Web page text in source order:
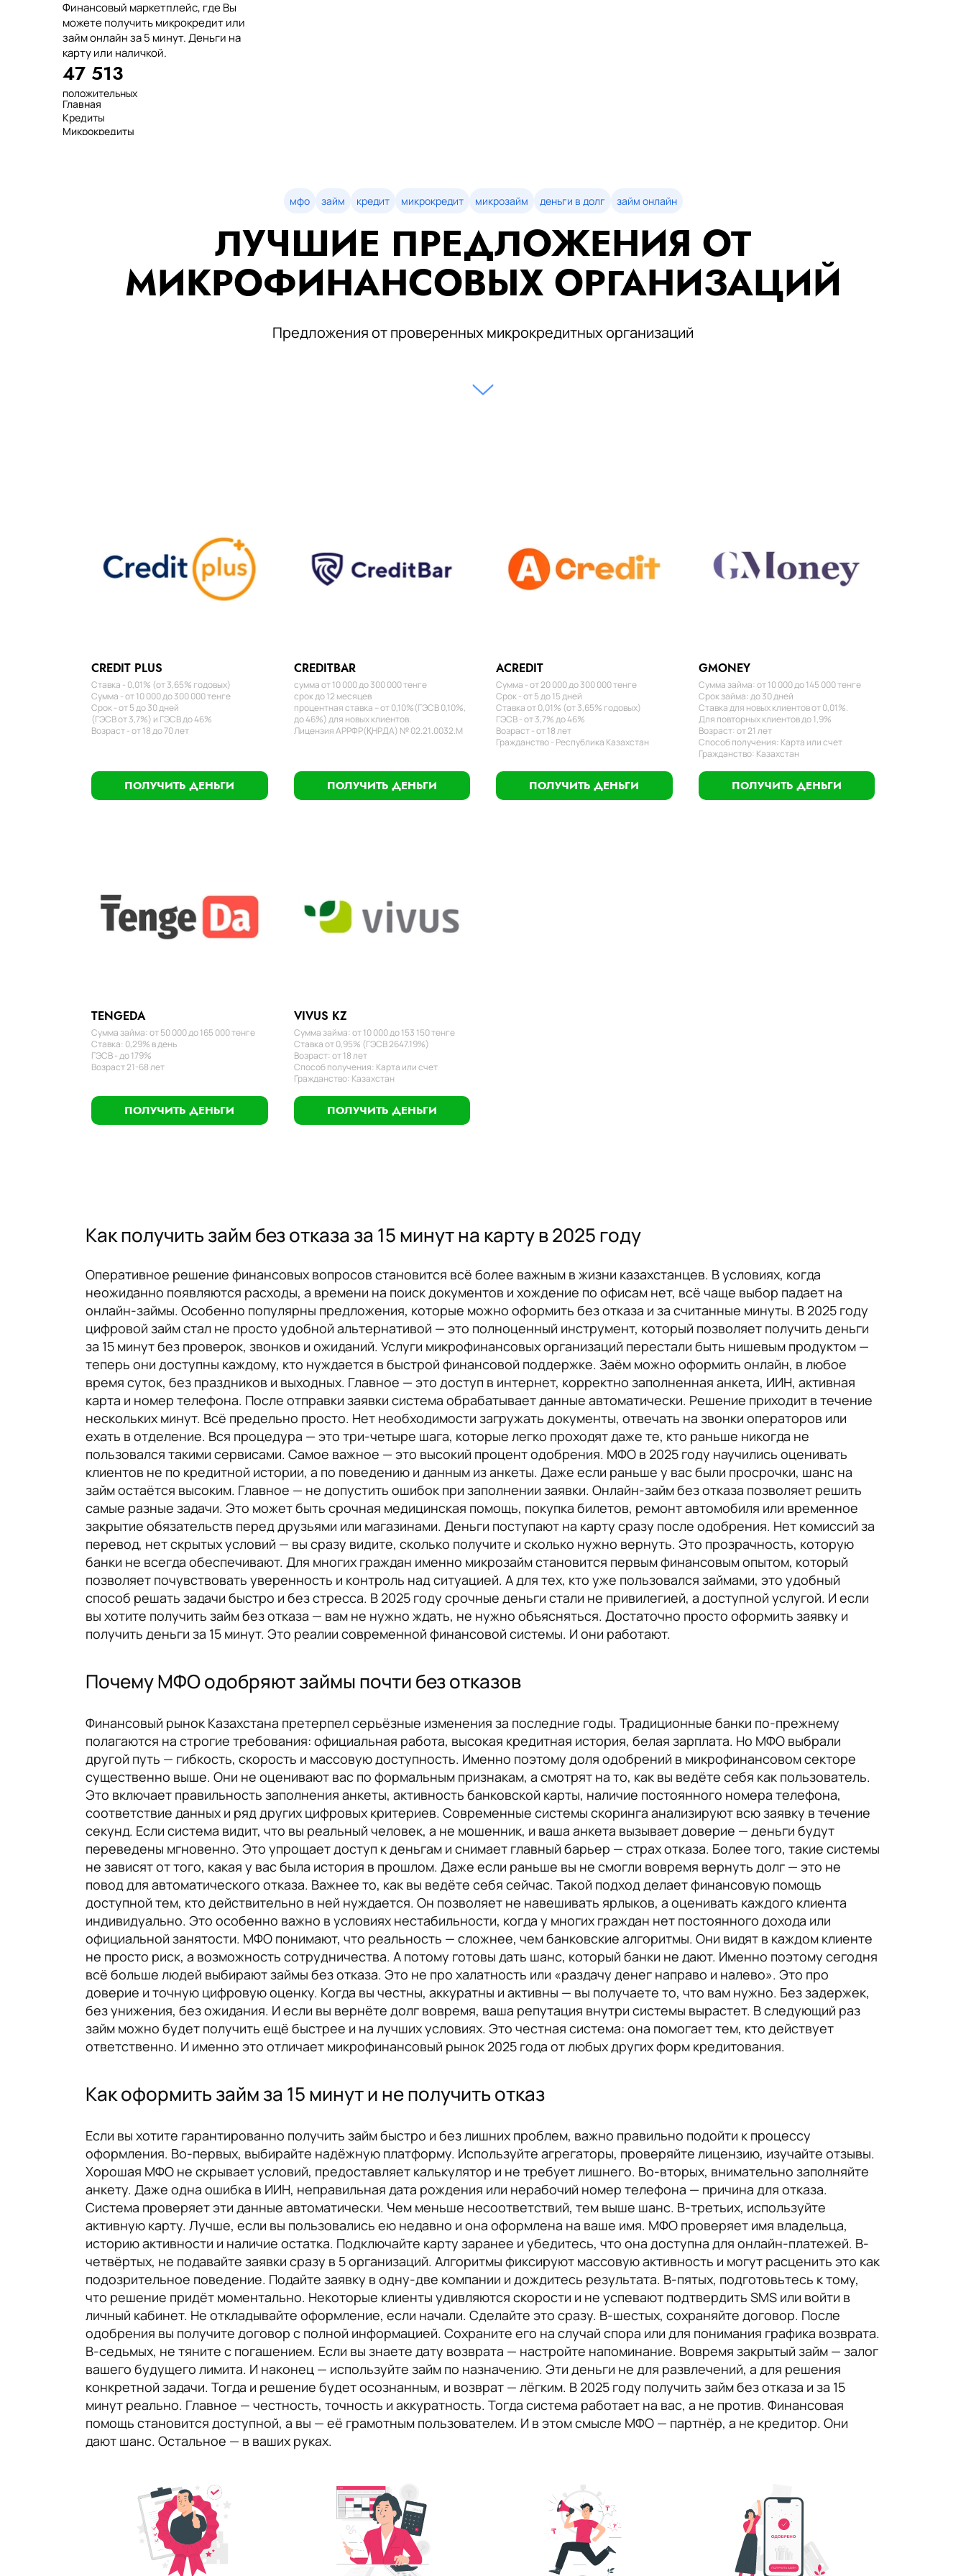
Финансовый маркетплейс, где Вы
можете получить микрокредит или
займ онлайн за 5 минут. Деньги на
карту или наличкой.
47 513
положительных
отзывов
тенге выдано
нашим клиентам
7 минут
Главная
Кредиты
Микрокредиты
мфо займ кредит микрокредит микрозайм деньги в долг займ онлайн
ЛУЧШИЕ ПРЕДЛОЖЕНИЯ ОТ
МИКРОФИНАНСОВЫХ ОРГАНИЗАЦИЙ
Предложения от проверенных микрокредитных организаций
CREDIT PLUS
Ставка - 0,01% (от 3,65% годовых)
Сумма - от 10 000 до 300 000 тенге
Срок - от 5 до 30 дней
(ГЭСВ от 3,7%) и ГЭСВ до 46%
Возраст - от 18 до 70 лет
ПОЛУЧИТЬ ДЕНЬГИ
CREDITBAR
сумма от 10 000 до 300 000 тенге
срок до 12 месяцев
процентная ставка – от 0,10%(ГЭСВ 0,10%,
до 46%) для новых клиентов.
Лицензия АРРФР(ҚНРДА) № 02.21.0032.М
ПОЛУЧИТЬ ДЕНЬГИ
ACREDIT
Сумма - от 20 000 до 300 000 тенге
Срок - от 5 до 15 дней
Ставка от 0,01% (от 3,65% годовых)
ГЭСВ - от 3,7% до 46%
Возраст - от 18 лет
Гражданство - Республика Казахстан
ПОЛУЧИТЬ ДЕНЬГИ
GMONEY
Сумма займа: от 10 000 до 145 000 тенге
Срок займа: до 30 дней
Ставка для новых клиентов от 0,01%.
Для повторных клиентов до 1,9%
Возраст: от 21 лет
Способ получения: Карта или счет
Гражданство: Казахстан
ПОЛУЧИТЬ ДЕНЬГИ
TENGEDA
Сумма займа: от 50 000 до 165 000 тенге
Ставка: 0,29% в день
ГЭСВ - до 179%
Возраст 21-68 лет
ПОЛУЧИТЬ ДЕНЬГИ
VIVUS KZ
Сумма займа: от 10 000 до 153 150 тенге
Ставка от 0,95% (ГЭСВ 2647.19%)
Возраст: от 18 лет
Способ получения: Карта или счет
Гражданство: Казахстан
ПОЛУЧИТЬ ДЕНЬГИ
Как получить займ без отказа за 15 минут на карту в 2025 году
Оперативное решение финансовых вопросов становится всё более важным в жизни казахстанцев. В условиях, когда
неожиданно появляются расходы, а времени на поиск документов и хождение по офисам нет, всё чаще выбор падает на
онлайн-займы. Особенно популярны предложения, которые можно оформить без отказа и за считанные минуты. В 2025 году
цифровой займ стал не просто удобной альтернативой — это полноценный инструмент, который позволяет получить деньги
за 15 минут без проверок, звонков и ожиданий. Услуги микрофинансовых организаций перестали быть нишевым продуктом —
теперь они доступны каждому, кто нуждается в быстрой финансовой поддержке. Заём можно оформить онлайн, в любое
время суток, без праздников и выходных. Главное — это доступ в интернет, корректно заполненная анкета, ИИН, активная
карта и номер телефона. После отправки заявки система обрабатывает данные автоматически. Решение приходит в течение
нескольких минут. Всё предельно просто. Нет необходимости загружать документы, отвечать на звонки операторов или
ехать в отделение. Вся процедура — это три-четыре шага, которые легко проходят даже те, кто раньше никогда не
пользовался такими сервисами. Самое важное — это высокий процент одобрения. МФО в 2025 году научились оценивать
клиентов не по кредитной истории, а по поведению и данным из анкеты. Даже если раньше у вас были просрочки, шанс на
займ остаётся высоким. Главное — не допустить ошибок при заполнении заявки. Онлайн-займ без отказа позволяет решить
самые разные задачи. Это может быть срочная медицинская помощь, покупка билетов, ремонт автомобиля или временное
закрытие обязательств перед друзьями или магазинами. Деньги поступают на карту сразу после одобрения. Нет комиссий за
перевод, нет скрытых условий — вы сразу видите, сколько получите и сколько нужно вернуть. Это прозрачность, которую
банки не всегда обеспечивают. Для многих граждан именно микрозайм становится первым финансовым опытом, который
позволяет почувствовать уверенность и контроль над ситуацией. А для тех, кто уже пользовался займами, это удобный
способ решать задачи быстро и без стресса. В 2025 году срочные деньги стали не привилегией, а доступной услугой. И если
вы хотите получить займ без отказа — вам не нужно ждать, не нужно объясняться. Достаточно просто оформить заявку и
получить деньги за 15 минут. Это реалии современной финансовой системы. И они работают.
Почему МФО одобряют займы почти без отказов
Финансовый рынок Казахстана претерпел серьёзные изменения за последние годы. Традиционные банки по-прежнему
полагаются на строгие требования: официальная работа, высокая кредитная история, белая зарплата. Но МФО выбрали
другой путь — гибкость, скорость и массовую доступность. Именно поэтому доля одобрений в микрофинансовом секторе
существенно выше. Они не оценивают вас по формальным признакам, а смотрят на то, как вы ведёте себя как пользователь.
Это включает правильность заполнения анкеты, активность банковской карты, наличие постоянного номера телефона,
соответствие данных и ряд других цифровых критериев. Современные системы скоринга анализируют всю заявку в течение
секунд. Если система видит, что вы реальный человек, а не мошенник, и ваша анкета вызывает доверие — деньги будут
переведены мгновенно. Это упрощает доступ к деньгам и снимает главный барьер — страх отказа. Более того, такие системы
не зависят от того, какая у вас была история в прошлом. Даже если раньше вы не смогли вовремя вернуть долг — это не
повод для автоматического отказа. Важнее то, как вы ведёте себя сейчас. Такой подход делает финансовую помощь
доступной тем, кто действительно в ней нуждается. Он позволяет не навешивать ярлыков, а оценивать каждого клиента
индивидуально. Это особенно важно в условиях нестабильности, когда у многих граждан нет постоянного дохода или
официальной занятости. МФО понимают, что реальность — сложнее, чем банковские алгоритмы. Они видят в каждом клиенте
не просто риск, а возможность сотрудничества. А потому готовы дать шанс, который банки не дают. Именно поэтому сегодня
всё больше людей выбирают займы без отказа. Это не про халатность или «раздачу денег направо и налево». Это про
доверие и точную цифровую оценку. Когда вы честны, аккуратны и активны — вы получаете то, что вам нужно. Без задержек,
без унижения, без ожидания. И если вы вернёте долг вовремя, ваша репутация внутри системы вырастет. В следующий раз
займ можно будет получить ещё быстрее и на лучших условиях. Это честная система: она помогает тем, кто действует
ответственно. И именно это отличает микрофинансовый рынок 2025 года от любых других форм кредитования.
Как оформить займ за 15 минут и не получить отказ
Если вы хотите гарантированно получить займ быстро и без лишних проблем, важно правильно подойти к процессу
оформления. Во-первых, выбирайте надёжную платформу. Используйте агрегаторы, проверяйте лицензию, изучайте отзывы.
Хорошая МФО не скрывает условий, предоставляет калькулятор и не требует лишнего. Во-вторых, внимательно заполняйте
анкету. Даже одна ошибка в ИИН, неправильная дата рождения или нерабочий номер телефона — причина для отказа.
Система проверяет эти данные автоматически. Чем меньше несоответствий, тем выше шанс. В-третьих, используйте
активную карту. Лучше, если вы пользовались ею недавно и она оформлена на ваше имя. МФО проверяет имя владельца,
историю активности и наличие остатка. Подключайте карту заранее и убедитесь, что она доступна для онлайн-платежей. В-
четвёртых, не подавайте заявки сразу в 5 организаций. Алгоритмы фиксируют массовую активность и могут расценить это как
подозрительное поведение. Подайте заявку в одну-две компании и дождитесь результата. В-пятых, подготовьтесь к тому,
что решение придёт моментально. Некоторые клиенты удивляются скорости и не успевают подтвердить SMS или войти в
личный кабинет. Не откладывайте оформление, если начали. Сделайте это сразу. В-шестых, сохраняйте договор. После
одобрения вы получите договор с полной информацией. Сохраните его на случай спора или для понимания графика возврата.
В-седьмых, не тяните с погашением. Если вы знаете дату возврата — настройте напоминание. Вовремя закрытый займ — залог
вашего будущего лимита. И наконец — используйте займ по назначению. Эти деньги не для развлечений, а для решения
конкретной задачи. Тогда и решение будет осознанным, и возврат — лёгким. В 2025 году получить займ без отказа и за 15
минут реально. Главное — честность, точность и аккуратность. Тогда система работает на вас, а не против. Финансовая
помощь становится доступной, а вы — её грамотным пользователем. И в этом смысле МФО — партнёр, а не кредитор. Они
дают шанс. Остальное — в ваших руках.